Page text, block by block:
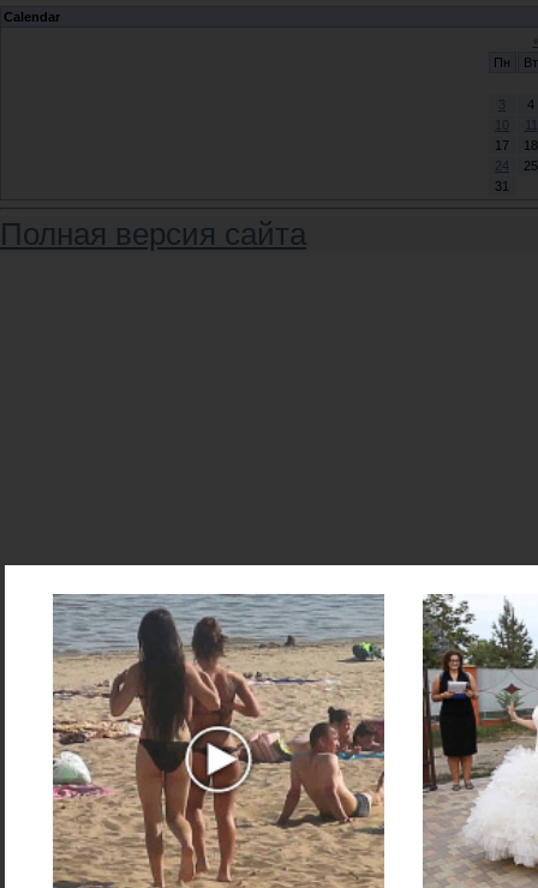
Calendar
Пн
Вт
3
4
10
17
18
24
25
31
Полная версия сайта